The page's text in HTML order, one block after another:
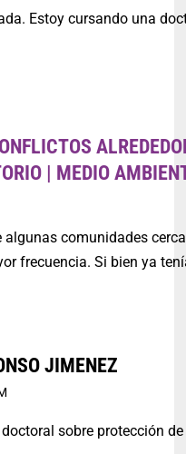
Estoy cursando una
| MEDIO
comunidades
frecuencia. Si bien ya
JIMENEZ
sobre protección